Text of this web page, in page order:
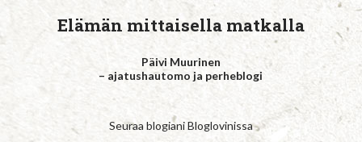
Elämän mittaisella matkalla
Päivi Muurinen
– ajatushautomo ja perheblogi
Seuraa blogiani Bloglovinissa